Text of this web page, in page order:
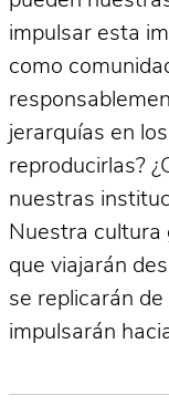
impulsar esta
como
jerarquías en
reproducirlas?
nuestras
Nuestra cultura
que viajarán
se replicarán
impulsarán